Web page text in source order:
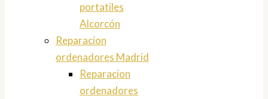
portatiles
Alcorcón
Reparacion
ordenadores Madrid
Reparacion
ordenadores